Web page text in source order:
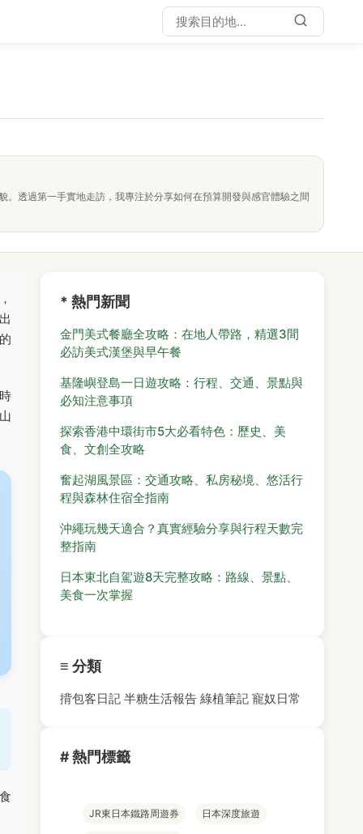
透過第一手實地走訪，我專注於分享如何在預算開發與感官體驗之間
* 熱門新聞
金門美式餐廳全攻略：在地人帶路，精選3間
必訪美式漢堡與早午餐
基隆嶼登島一日遊攻略：行程、交通、景點與
必知注意事項
探索香港中環街市5大必看特色：歷史、美
食、文創全攻略
奮起湖風景區：交通攻略、私房秘境、悠活行
程與森林住宿全指南
沖繩玩幾天適合？真實經驗分享與行程天數完
整指南
日本東北自駕遊8天完整攻略：路線、景點、
美食一次掌握
≡ 分類
揹包客日記 半糖生活報告 綠植筆記 寵奴日常
# 熱門標籤
JR東日本鐵路周遊券 日本深度旅遊